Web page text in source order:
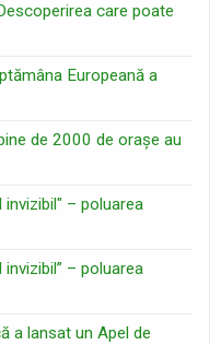
care poate
Europeană a
de 2000 de orașe au
– poluarea
– poluarea
a lansat un Apel de